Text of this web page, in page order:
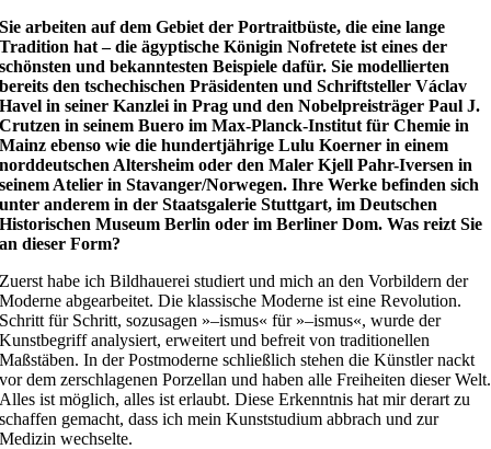
Sie arbeiten auf dem Gebiet der Portraitbüste, die eine lange
Tradition hat – die ägyptische Königin Nofretete ist eines der
schönsten und bekanntesten Beispiele dafür. Sie modellierten
bereits den tschechischen Präsidenten und Schriftsteller Václav
Havel in seiner Kanzlei in Prag und den Nobelpreisträger Paul J.
Crutzen in seinem Buero im Max-Planck-Institut für Chemie in
Mainz ebenso wie die hundertjährige Lulu Koerner in einem
norddeutschen Altersheim oder den Maler Kjell Pahr-Iversen in
seinem Atelier in Stavanger/Norwegen. Ihre Werke befinden sich
unter anderem in der Staatsgalerie Stuttgart, im Deutschen
Historischen Museum Berlin oder im Berliner Dom. Was reizt Sie
an dieser Form?
Zuerst habe ich Bildhauerei studiert und mich an den Vorbildern der
Moderne abgearbeitet. Die klassische Moderne ist eine Revolution.
Schritt für Schritt, sozusagen »–ismus« für »–ismus«, wurde der
Kunstbegriff analysiert, erweitert und befreit von traditionellen
Maßstäben. In der Postmoderne schließlich stehen die Künstler nackt
vor dem zerschlagenen Porzellan und haben alle Freiheiten dieser Welt.
Alles ist möglich, alles ist erlaubt. Diese Erkenntnis hat mir derart zu
schaffen gemacht, dass ich mein Kunststudium abbrach und zur
Medizin wechselte.